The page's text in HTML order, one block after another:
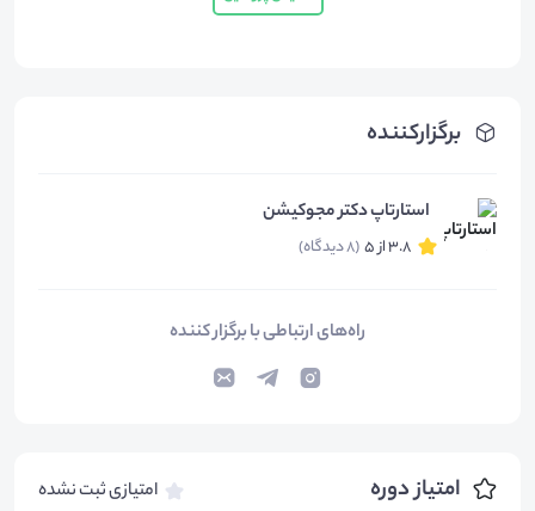
برگزارکننده
استارتاپ دکتر مجوکیشن
3.8 از 5 (8 دیدگاه)
راه‌های ارتباطی با برگزار کننده
امتیاز دوره امتیازی ثبت نشده